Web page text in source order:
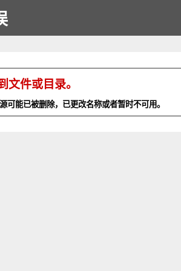
文件或目录。
可能已被删除，已更改名称或者暂时不可用。